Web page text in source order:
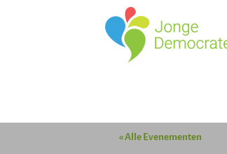
« Alle Evenementen